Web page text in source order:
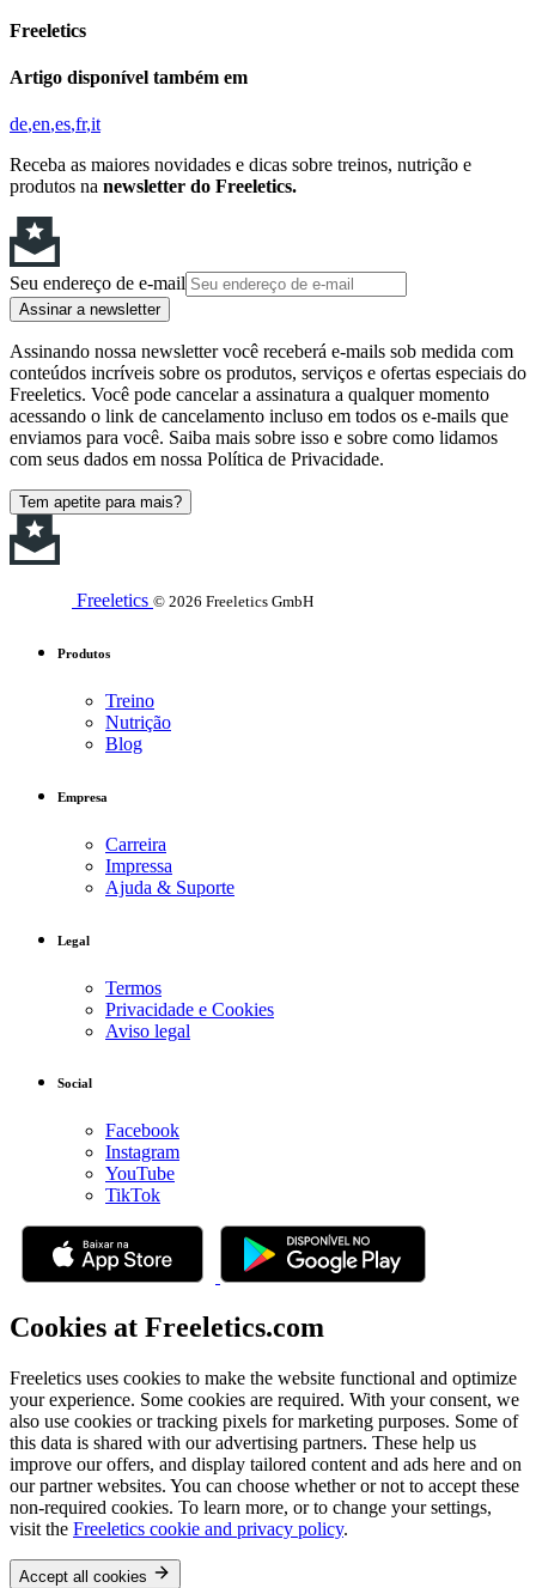
Freeletics
Artigo disponível também em
de en es fr it
Receba as maiores novidades e dicas sobre treinos, nutrição e
produtos na newsletter do Freeletics.
Seu endereço de e-mail
Assinar a newsletter
Assinando nossa newsletter você receberá e-mails sob medida com
conteúdos incríveis sobre os produtos, serviços e ofertas especiais do
Freeletics. Você pode cancelar a assinatura a qualquer momento
acessando o link de cancelamento incluso em todos os e-mails que
enviamos para você. Saiba mais sobre isso e sobre como lidamos
com seus dados em nossa Política de Privacidade.
Tem apetite para mais?
Freeletics © 2026 Freeletics GmbH
Produtos
Treino
Nutrição
Blog
Empresa
Carreira
Impressa
Ajuda & Suporte
Legal
Termos
Privacidade e Cookies
Aviso legal
Social
Facebook
Instagram
YouTube
TikTok
Cookies at Freeletics.com
Freeletics uses cookies to make the website functional and optimize
your experience. Some cookies are required. With your consent, we
also use cookies or tracking pixels for marketing purposes. Some of
this data is shared with our advertising partners. These help us
improve our offers, and display tailored content and ads here and on
our partner websites. You can choose whether or not to accept these
non-required cookies. To learn more, or to change your settings,
visit the Freeletics cookie and privacy policy.
Accept all cookies